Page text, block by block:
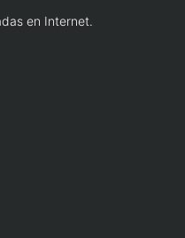
en Internet.